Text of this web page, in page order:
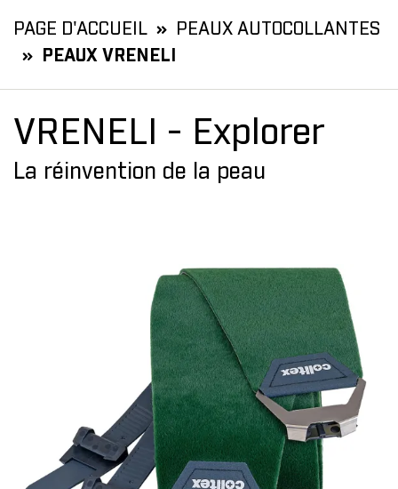
PAGE D'ACCUEIL
PEAUX AUTOCOLLANTES
PEAUX VRENELI
VRENELI - Explorer
La réinvention de la peau